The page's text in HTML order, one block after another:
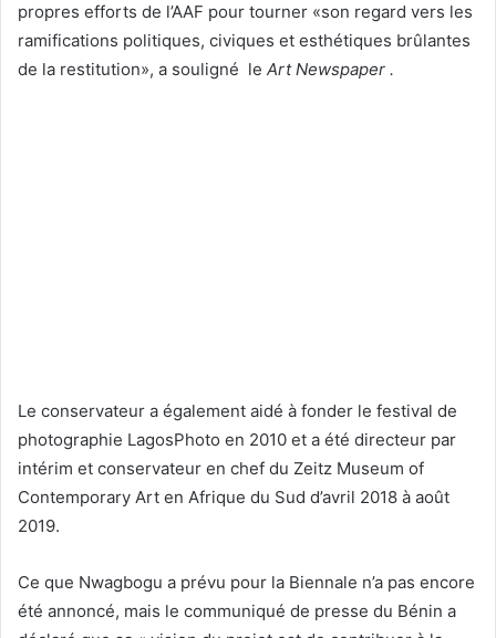
propres efforts de l’AAF pour tourner «son regard vers les
ramifications politiques, civiques et esthétiques brûlantes
de la restitution», a souligné le Art Newspaper .
Le conservateur a également aidé à fonder le festival de
photographie LagosPhoto en 2010 et a été directeur par
intérim et conservateur en chef du Zeitz Museum of
Contemporary Art en Afrique du Sud d’avril 2018 à août
2019.
Ce que Nwagbogu a prévu pour la Biennale n’a pas encore
été annoncé, mais le communiqué de presse du Bénin a